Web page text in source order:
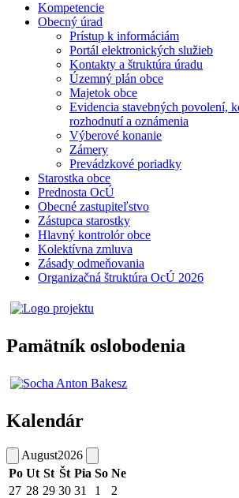
Kompetencie
Obecný úrad
Prístup k informáciám
Portál elektronických služieb
Kontakty a štruktúra úradu
Územný plán obce
Majetok obce
Evidencia stavebných povolení,
rozhodnutí a oznámenia
Výberové konanie
Zámery
Prevádzkové poriadky
Starostka obce
Prednosta OcÚ
Obecné zastupiteľstvo
Zástupca starostky
Hlavný kontrolór obce
Kolektívna zmluva
Zásady odmeňovania
Organizačná štruktúra OcÚ 2026
Pamätník oslobodenia
Kalendár
August2026
Po Ut St Št Pia So Ne
27 28 29 30 31 1
2